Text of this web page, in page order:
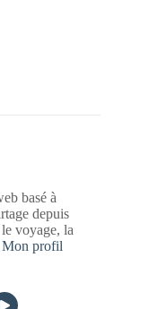
basé à
depuis
voyage, la
Mon profil